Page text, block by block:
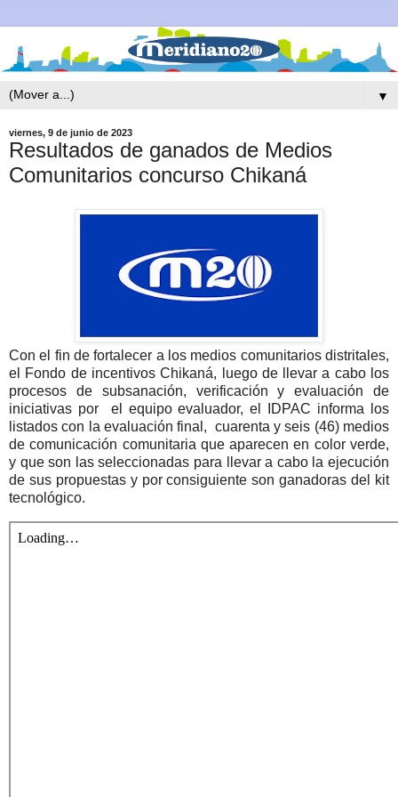
▼
viernes, 9 de junio de 2023
Resultados de ganados de Medios
Comunitarios concurso Chikaná
Con el fin de fortalecer a los medios comunitarios distritales,
el Fondo de incentivos Chikaná, luego de llevar a cabo los
procesos de subsanación, verificación y evaluación de
iniciativas por
el equipo evaluador, el IDPAC informa los
listados con la evaluación final, cuarenta y seis (46) medios
de comunicación comunitaria que aparecen en color verde,
y que son las seleccionadas para llevar a cabo la ejecución
de sus propuestas y por consiguiente son ganadoras del kit
tecnológico.